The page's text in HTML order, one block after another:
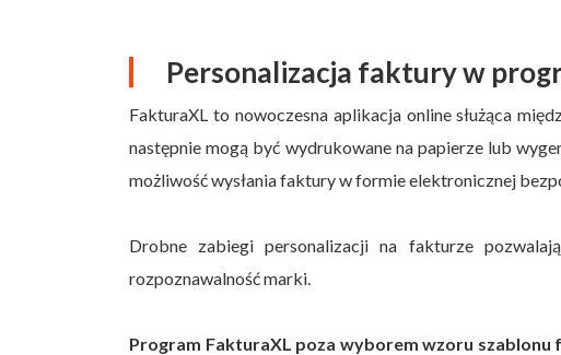
Personalizacja faktury w
FakturaXL to nowoczesna aplikacja online służąca
następnie mogą być wydrukowane na papierze lub
możliwość wysłania faktury w formie elektronicznej
Drobne zabiegi personalizacji na fakturze
rozpoznawalność marki.
Program FakturaXL poza wyborem wzoru